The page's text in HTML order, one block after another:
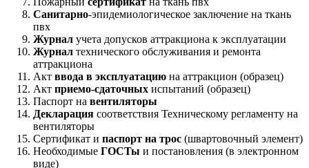
Санитарно-эпидемиологическое заключение на ткань
пвх
Журнал учета допусков аттракциона к эксплуатации
Журнал технического обслуживания и ремонта
аттракциона
Акт ввода в эксплуатацию на аттракцион (образец)
Акт приемо-сдаточных испытаний (образец)
Паспорт на вентиляторы
Декларация соответствия Техническому регламенту на
вентиляторы
Сертификат и паспорт на трос (швартовочный элемент)
Необходимые ГОСТы и постановления (в электронном
виде)